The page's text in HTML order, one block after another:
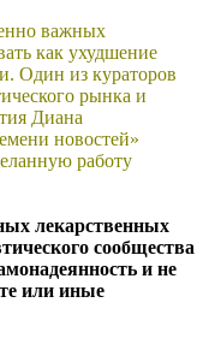
важных
как ухудшение
Один из кураторов
рынка и
Диана
новостей»
работу
лекарственных
сообщества
и не
или иные